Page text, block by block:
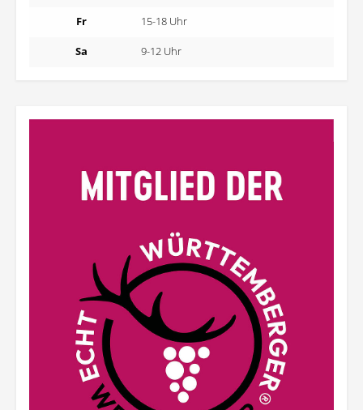
Fr 15-18 Uhr
Sa 9-12 Uhr